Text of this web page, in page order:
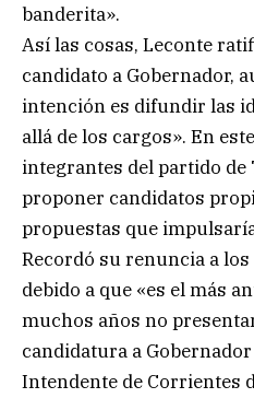
banderita».
Así las cosas, Leconte
candidato a Gobernador,
intención es difundir las
allá de los cargos». En
integrantes del partido
proponer candidatos
propuestas que
Recordó su renuncia a
debido a que «es el más
muchos años no
candidatura a
Intendente de Corrientes